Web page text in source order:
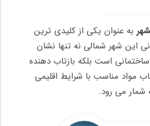
به عنوان یکی از کلیدی ترین
این شهر شمالی نه تنها نشان
است بلکه بازتاب دهنده
مواد مناسب با شرایط اقلیمی
شمار می رود.